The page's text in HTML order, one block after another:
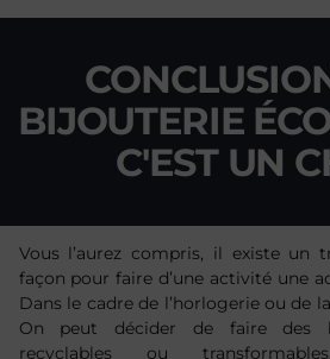
BIJOUTERIE
C'EST UN
Vous l’aurez compris, il existe un
façon pour faire d’une activité une
Dans le cadre de l’horlogerie ou de
On peut décider de faire des
recyclables ou